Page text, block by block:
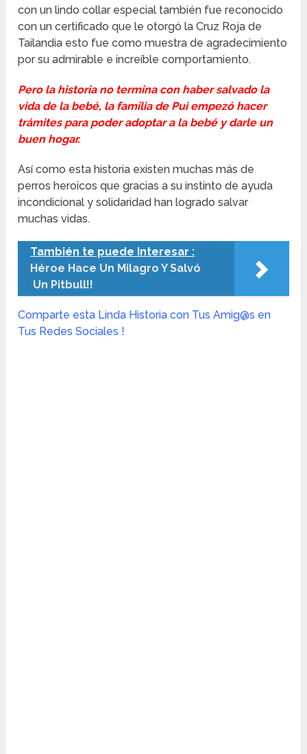
con un lindo collar especial también fue reconocido
con un certificado que le otorgó la Cruz Roja de
Tailandia esto fue como muestra de agradecimiento
por su admirable e increíble comportamiento.
Pero la historia no termina con haber salvado la
vida de la bebé, la familia de Pui empezó hacer
trámites para poder adoptar a la bebé y darle un
buen hogar.
Así como esta historia existen muchas más de
perros heroicos que gracias a su instinto de ayuda
incondicional y solidaridad han logrado salvar
muchas vidas.
También te puede Interesar :
Héroe Hace Un Milagro Y Salvó
Un Pitbull!!
Comparte esta Linda Historia con Tus Amig@s en
Tus Redes Sociales !